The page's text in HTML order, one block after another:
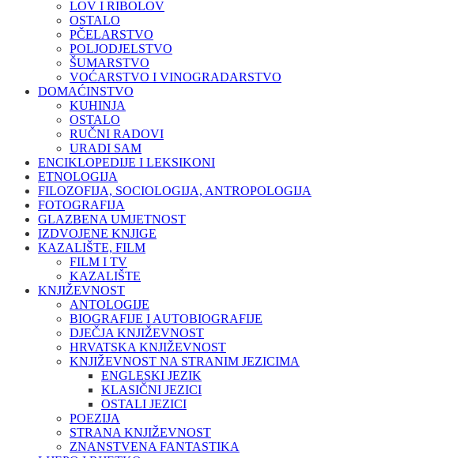
LOV I RIBOLOV
OSTALO
PČELARSTVO
POLJODJELSTVO
ŠUMARSTVO
VOĆARSTVO I VINOGRADARSTVO
DOMAĆINSTVO
KUHINJA
OSTALO
RUČNI RADOVI
URADI SAM
ENCIKLOPEDIJE I LEKSIKONI
ETNOLOGIJA
FILOZOFIJA, SOCIOLOGIJA, ANTROPOLOGIJA
FOTOGRAFIJA
GLAZBENA UMJETNOST
IZDVOJENE KNJIGE
KAZALIŠTE, FILM
FILM I TV
KAZALIŠTE
KNJIŽEVNOST
ANTOLOGIJE
BIOGRAFIJE I AUTOBIOGRAFIJE
DJEČJA KNJIŽEVNOST
HRVATSKA KNJIŽEVNOST
KNJIŽEVNOST NA STRANIM JEZICIMA
ENGLESKI JEZIK
KLASIČNI JEZICI
OSTALI JEZICI
POEZIJA
STRANA KNJIŽEVNOST
ZNANSTVENA FANTASTIKA